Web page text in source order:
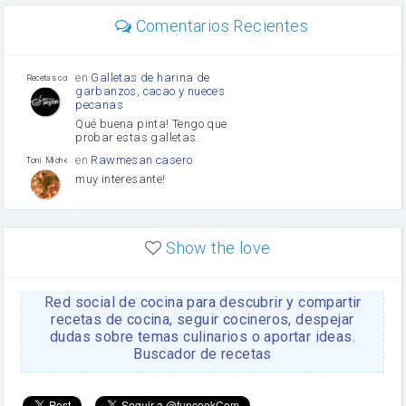
Comentarios Recientes
Recetas con sazon
en Galletas de harina de
garbanzos, cacao y nueces
pecanas
Qué buena pinta! Tengo que
probar estas galletas.
Toni Michel Caubet
en Rawmesan casero
muy interesante!
enLasaña casera fácil y
HOJALDROSA TV
enGachas de la abuela
Rosa
https://youtu.be/Mz69gcVO3sI
Rosa enReceta Del Bizcocho
Show the love
Red social de cocina para descubrir y compartir
recetas de cocina, seguir cocineros, despejar
dudas sobre temas culinarios o aportar ideas.
Buscador de recetas